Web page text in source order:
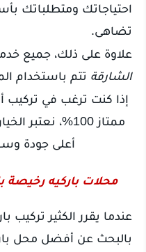
احتياجاتك ومتطلباتك
تضاهى.
علاوة على ذلك، جميع
الشارقة تتم باستخدام
إذا كنت ترغب في تركيب
ممتاز 100%،
أعلى جودة
محلات باركيه رخيصة
عندما يقرر الكثير تركيب
بالبحث عن أفضل محل